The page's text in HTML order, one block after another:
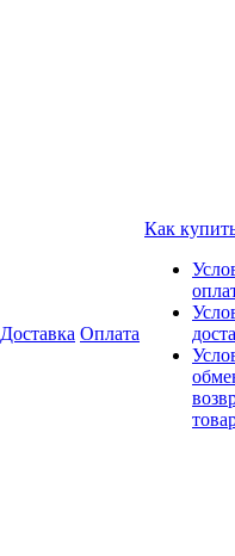
Доставка Оплата
Как